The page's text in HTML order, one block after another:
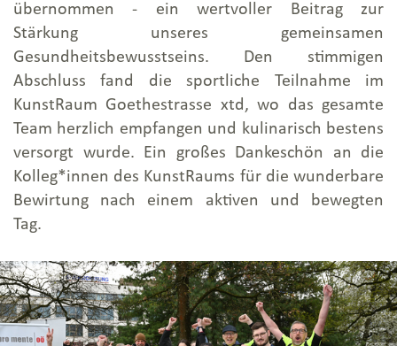
übernommen - ein wertvoller Beitrag zur
Stärkung unseres gemeinsamen
Gesundheitsbewusstseins. Den stimmigen
Abschluss fand die sportliche Teilnahme im
KunstRaum Goethestrasse xtd, wo das gesamte
Team herzlich empfangen und kulinarisch bestens
versorgt wurde. Ein großes Dankeschön an die
Kolleg*innen des KunstRaums für die wunderbare
Bewirtung nach einem aktiven und bewegten
Tag.